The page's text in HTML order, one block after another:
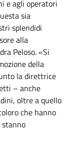
e agli operatori
sia
splendidi
alla
Peloso. «Si
della
la direttrice
– anche
oltre a quello
che hanno